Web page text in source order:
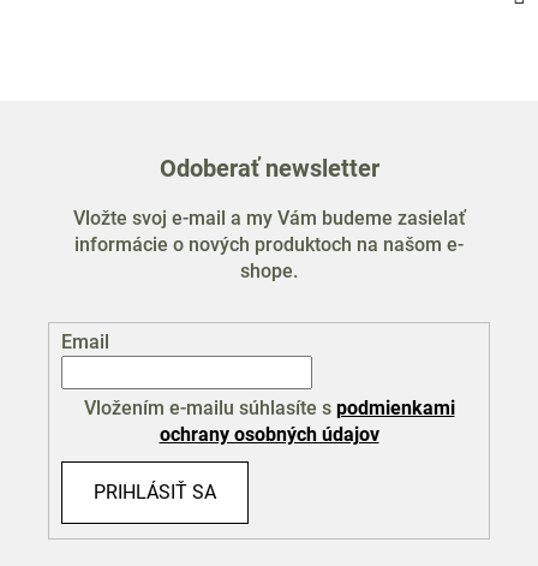
Odoberať newsletter
Vložte svoj e-mail a my Vám budeme zasielať
informácie o nových produktoch na našom e-
shope.
Email
Vložením e-mailu súhlasíte s podmienkami
ochrany osobných údajov
PRIHLÁSIŤ SA